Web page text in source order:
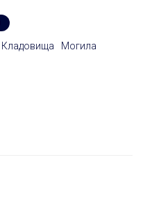
Кладовища
Могила